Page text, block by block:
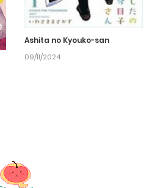
Ashita no Kyouko-san
09/11/2024